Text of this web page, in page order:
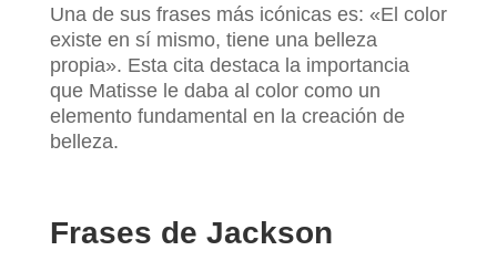
Una de sus frases más icónicas es: «El color
existe en sí mismo, tiene una belleza
propia». Esta cita destaca la importancia
que Matisse le daba al color como un
elemento fundamental en la creación de
belleza.
Frases de Jackson